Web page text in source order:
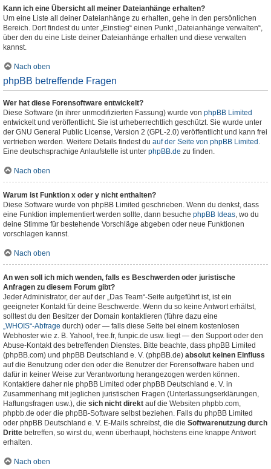
Kann ich eine Übersicht all meiner Dateianhänge erhalten?
Um eine Liste all deiner Dateianhänge zu erhalten, gehe in den persönlichen
Bereich. Dort findest du unter „Einstieg“ einen Punkt „Dateianhänge verwalten“,
über den du eine Liste deiner Dateianhänge erhalten und diese verwalten
kannst.
Nach oben
phpBB betreffende Fragen
Wer hat diese Forensoftware entwickelt?
Diese Software (in ihrer unmodifizierten Fassung) wurde von phpBB Limited
entwickelt und veröffentlicht. Sie ist urheberrechtlich geschützt. Sie wurde unter
der GNU General Public License, Version 2 (GPL-2.0) veröffentlicht und kann frei
vertrieben werden. Weitere Details findest du auf der Seite von phpBB Limited .
Eine deutschsprachige Anlaufstelle ist unter phpBB.de zu finden.
Nach oben
Warum ist Funktion x oder y nicht enthalten?
Diese Software wurde von phpBB Limited geschrieben. Wenn du denkst, dass
eine Funktion implementiert werden sollte, dann besuche phpBB Ideas, wo du
deine Stimme für bestehende Vorschläge abgeben oder neue Funktionen
vorschlagen kannst.
Nach oben
An wen soll ich mich wenden, falls es Beschwerden oder juristische
Anfragen zu diesem Forum gibt?
Jeder Administrator, der auf der „Das Team“-Seite aufgeführt ist, ist ein
geeigneter Kontakt für deine Beschwerde. Wenn du so keine Antwort erhältst,
solltest du den Besitzer der Domain kontaktieren (führe dazu eine
„WHOIS“-Abfrage durch) oder — falls diese Seite bei einem kostenlosen
Webhoster wie z. B. Yahoo!, free.fr, funpic.de usw. liegt — den Support oder den
Abuse-Kontakt des betreffenden Dienstes. Bitte beachte, dass phpBB Limited
(phpBB.com) und phpBB Deutschland e. V. (phpBB.de) absolut keinen Einfluss
auf die Benutzung oder den oder die Benutzer der Forensoftware haben und
dafür in keiner Weise zur Verantwortung herangezogen werden können.
Kontaktiere daher nie phpBB Limited oder phpBB Deutschland e. V. in
Zusammenhang mit jeglichen juristischen Fragen (Unterlassungserklärungen,
Haftungsfragen usw.), die sich nicht direkt auf die Websiten phpbb.com,
phpbb.de oder die phpBB-Software selbst beziehen. Falls du phpBB Limited
oder phpBB Deutschland e. V. E-Mails schreibst, die die Softwarenutzung durch
Dritte betreffen, so wirst du, wenn überhaupt, höchstens eine knappe Antwort
erhalten.
Nach oben